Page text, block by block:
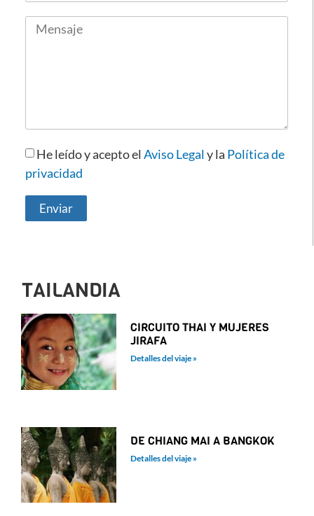
He leído y acepto el Aviso Legaly la Política de
privacidad
Enviar
TAILANDIA
CIRCUITO THAI Y MUJERES
JIRAFA
Detalles del viaje »
DE CHIANG MAI A BANGKOK
Detalles del viaje »